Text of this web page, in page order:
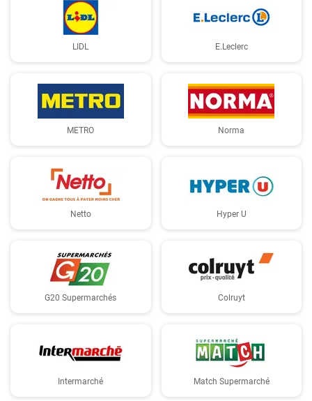
LIDL E.Leclerc
METRO Norma
Netto Hyper U
G20 Supermarchés Colruyt
Intermarché Match Supermarché